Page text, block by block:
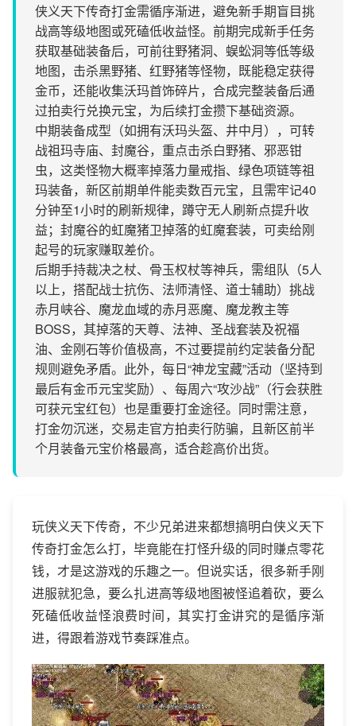
侠义天下传奇打金需循序渐进，避免新手期盲目挑
战高等级地图或死磕低收益怪。前期完成新手任务
获取基础装备后，可前往野猪洞、蜈蚣洞等低等级
地图，击杀黑野猪、红野猪等怪物，既能稳定获得
金币，还能收集沃玛首饰碎片，合成完整装备后通
过拍卖行兑换元宝，为后续打金攒下基础资源。
中期装备成型（如拥有沃玛头盔、井中月），可转
战祖玛寺庙、封魔谷，重点击杀白野猪、邪恶钳
虫，这类怪物大概率掉落力量戒指、绿色项链等祖
玛装备，新区前期单件能卖数百元宝，且需牢记40
分钟至1小时的刷新规律，蹲守无人刷新点提升收
益；封魔谷的虹魔猪卫掉落的虹魔套装，可卖给刚
起号的玩家赚取差价。
后期手持裁决之杖、骨玉权杖等神兵，需组队（5人
以上，搭配战士抗伤、法师清怪、道士辅助）挑战
赤月峡谷、魔龙血域的赤月恶魔、魔龙教主等
BOSS，其掉落的天尊、法神、圣战套装及祝福
油、金刚石等价值极高，不过要提前约定装备分配
规则避免矛盾。此外，每日“神龙宝藏”活动（坚持到
最后有金币元宝奖励）、每周六“攻沙战”（行会获胜
可获元宝红包）也是重要打金途径。同时需注意，
打金勿沉迷，交易走官方拍卖行防骗，且新区前半
个月装备元宝价格最高，适合趁高价出货。
玩侠义天下传奇，不少兄弟进来都想搞明白侠义天下
传奇打金怎么打，毕竟能在打怪升级的同时赚点零花
钱，才是这游戏的乐趣之一。但说实话，很多新手刚
进服就犯急，要么扎进高等级地图被怪追着砍，要么
死磕低收益怪浪费时间，其实打金讲究的是循序渐
进，得跟着游戏节奏踩准点。